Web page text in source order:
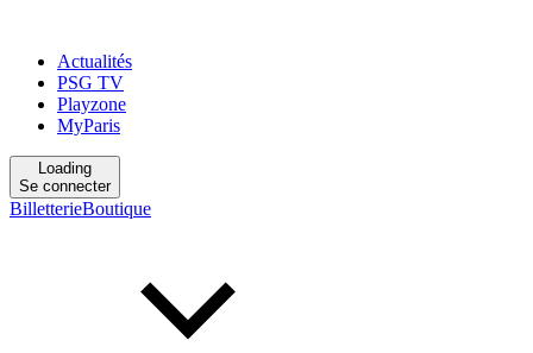
Actualités
PSG TV
Playzone
MyParis
Loading
Se connecter
BilletterieBoutique